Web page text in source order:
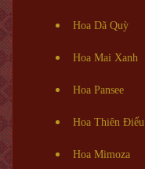
Hoa Dã Quỳ
Hoa Mai Xanh
Hoa Pansee
Hoa Thiên Điểu
Hoa Mimoza